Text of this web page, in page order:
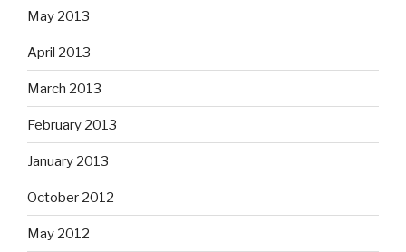
May 2013
April 2013
March 2013
February 2013
January 2013
October 2012
May 2012